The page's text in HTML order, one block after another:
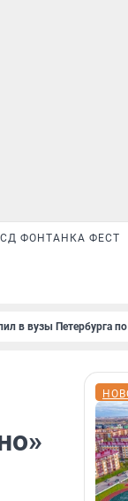
ФОНТАНКА ФЕСТ
в вузы Петербурга